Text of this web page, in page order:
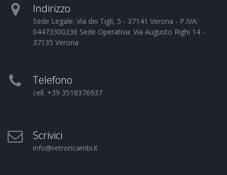
Indirizzo
Sede Legale: Via dei Tigli, 5 - 37141 Verona - P.IVA:
04473300236 Sede Operativa: Via Augusto Righi 14 -
37135 Verona
Telefono
cell. +39 3518376937
Scrivici
info@retroricambi.it